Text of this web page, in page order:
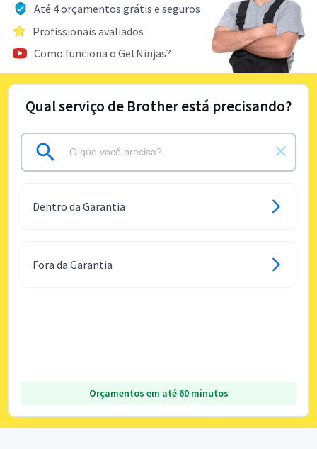
Até 4 orçamentos grátis e seguros
Profissionais avaliados
Como funciona o GetNinjas?
Qual serviço de Brother está precisando?
Dentro da Garantia
Fora da Garantia
Orçamentos em até 60 minutos